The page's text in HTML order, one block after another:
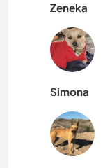
Zeneka
Simona